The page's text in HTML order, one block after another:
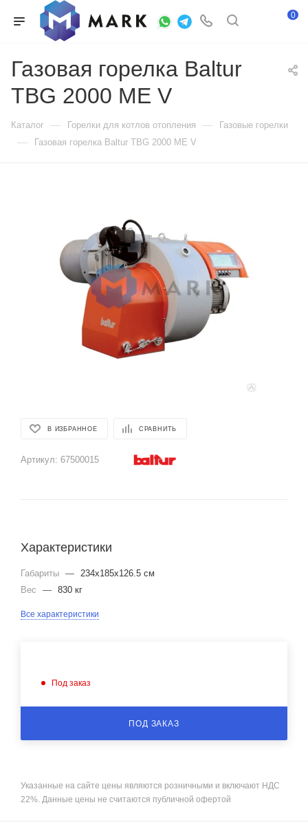
0
Газовая горелка Baltur
TBG 2000 ME V
Каталог — Горелки для котлов отопления — Газовые горелки
— Газовая горелка Baltur TBG 2000 ME V
В ИЗБРАННОЕ СРАВНИТЬ
Артикул: 67500015
Характеристики
Габариты — 234x185x126.5 см
Вес
— 830 кг
Все характеристики
Под заказ
ПОД ЗАКАЗ
Указанные на сайте цены являются розничными и включают НДС
22%. Данные цены не считаются публичной офертой